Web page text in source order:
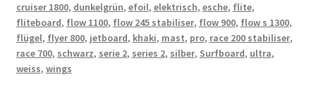
cruiser 1800, dunkelgrün, efoil, elektrisch, esche, flite,
fliteboard, flow 1100, flow 245 stabiliser, flow 900, flow s 1300,
flügel, flyer 800, jetboard, khaki, mast, pro, race 200 stabiliser,
race 700, schwarz, serie 2, series 2, silber, Surfboard, ultra,
weiss, wings